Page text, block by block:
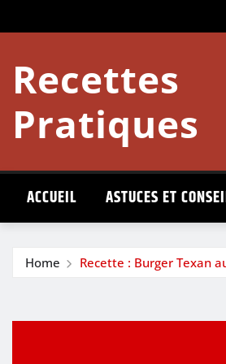
to
Recettes
Pratiques
ACCUEIL ASTUCES ET
Home Recette : Burger Texan